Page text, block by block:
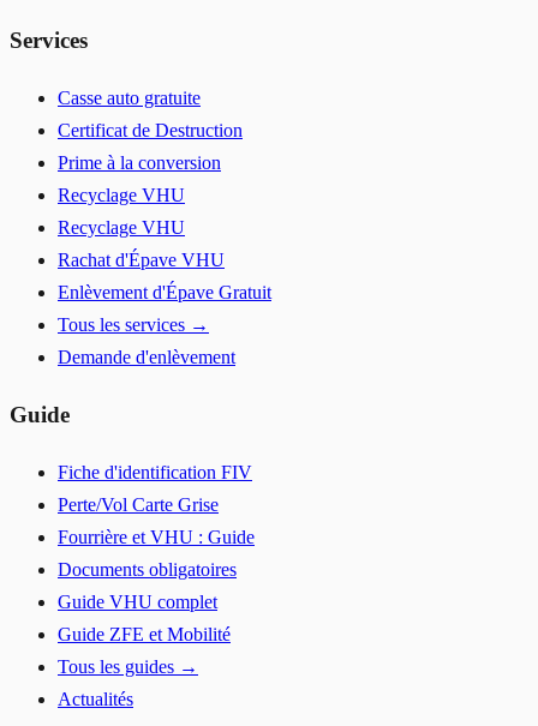
Services
Casse auto gratuite
Certificat de Destruction
Prime à la conversion
Recyclage VHU
Recyclage VHU
Rachat d'Épave VHU
Enlèvement d'Épave Gratuit
Tous les services →
Demande d'enlèvement
Guide
Fiche d'identification FIV
Perte/Vol Carte Grise
Fourrière et VHU : Guide
Documents obligatoires
Guide VHU complet
Guide ZFE et Mobilité
Tous les guides →
Actualités